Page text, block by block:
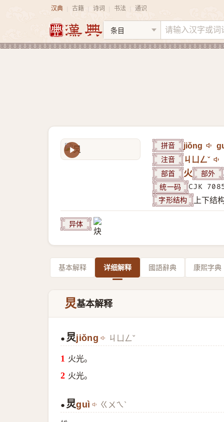
汉典 古籍 诗词 书法 通识
拼音 jiǒng
注音 ㄐㄩㄥˇ
部首 火 部外
统一码 CJK
字形结构 上下结
异体
基本解释 详细解释 國語辭典 康熙字典
炅基本解释
● 炅jiǒng ㄐㄩㄥˇ
火光。
火光。
● 炅guì ㄍㄨㄟˋ